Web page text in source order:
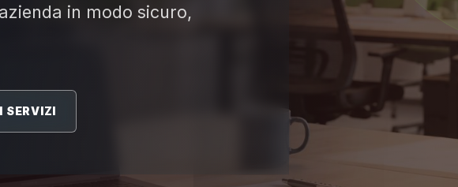
in modo sicuro,
SERVIZI